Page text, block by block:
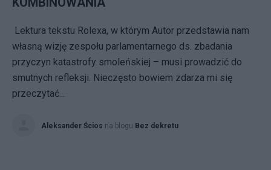
Lektura tekstu Rolexa, w którym Autor przedstawia nam
własną wizję zespołu parlamentarnego ds. zbadania
przyczyn katastrofy smoleńskiej – musi prowadzić do
smutnych refleksji. Nieczęsto bowiem zdarza mi się
przeczytać...
Aleksander Ścios na blogu Bez dekretu